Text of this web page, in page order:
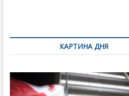
по
записямКАРТИНА ДНЯ